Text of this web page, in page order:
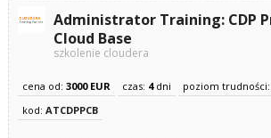
Administrator Training: CDP
Cloud Base
szkolenie cloudera
cena od: 3000 EUR czas: 4dni poziom trudności:
kod: ATCDPPCB